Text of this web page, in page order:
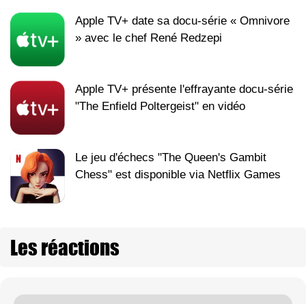
Apple TV+ date sa docu-série « Omnivore
» avec le chef René Redzepi
Apple TV+ présente l'effrayante docu-série
"The Enfield Poltergeist" en vidéo
Le jeu d'échecs "The Queen's Gambit
Chess" est disponible via Netflix Games
Les réactions